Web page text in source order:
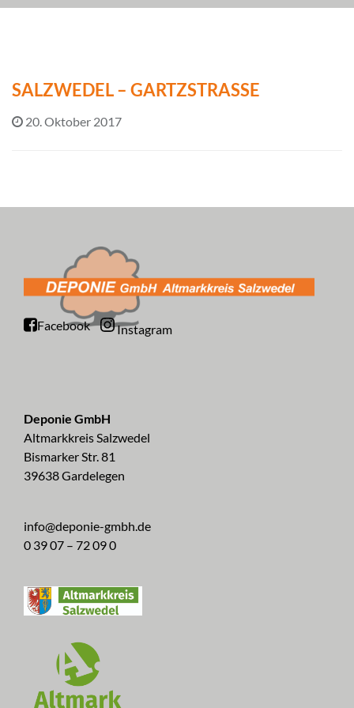
SALZWEDEL – GARTZSTRASSE
20. Oktober 2017
Facebook Instagram
Deponie GmbH
Altmarkkreis Salzwedel
Bismarker Str. 81
39638 Gardelegen
info@deponie-gmbh.de
0 39 07 – 72 09 0